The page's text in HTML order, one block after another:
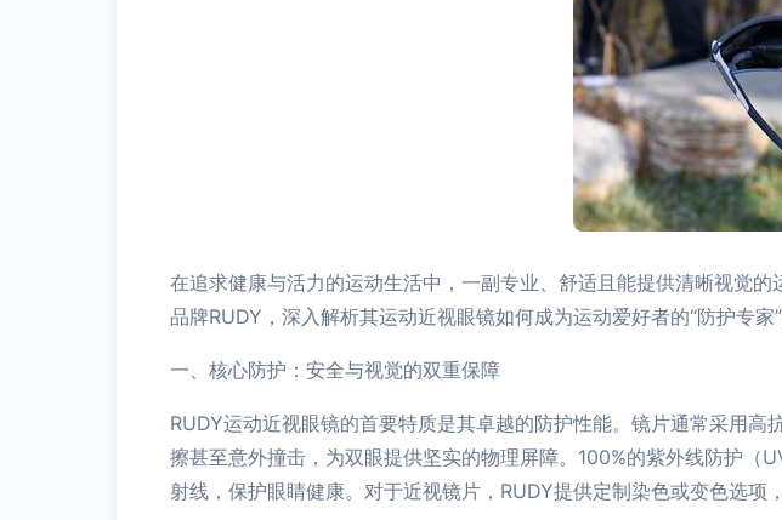
在追求健康与活力的运动生活中，一副专业、舒适且能提供清晰视觉
品牌RUDY，深入解析其运动近视眼镜如何成为运动爱好者的“防护专家”
一、核心防护：安全与视觉的双重保障
RUDY运动近视眼镜的首要特质是其卓越的防护性能。镜片通常采用
擦甚至意外撞击，为双眼提供坚实的物理屏障。100%的紫外线防护
射线，保护眼睛健康。对于近视镜片，RUDY提供定制染色或变色选项